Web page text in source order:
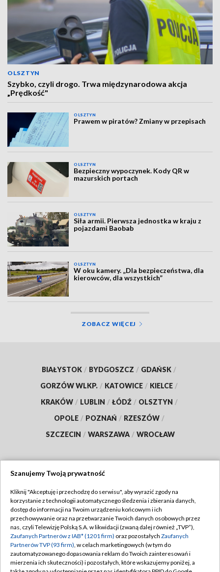
OLSZTYN
Szybko, czyli drogo. Trwa międzynarodowa akcja
„Prędkość"
OLSZTYN
Prawem w piratów? Zmiany w przepisach
OLSZTYN
Bezpieczny wypoczynek. Kody QR w
mazurskich portach
OLSZTYN
Siła armii. Pierwsza jednostka w kraju z
pojazdami Baobab
OLSZTYN
W oku kamery. „Dla bezpieczeństwa, dla
kierowców, dla wszystkich”
ZOBACZ WIĘCEJ
BIAŁYSTOK / BYDGOSZCZ / GDAŃSK /
GORZÓW WLKP. / KATOWICE / KIELCE /
KRAKÓW / LUBLIN / ŁÓDŹ / OLSZTYN /
OPOLE / POZNAŃ / RZESZÓW /
SZCZECIN / WARSZAWA / WROCŁAW
TVP
Abonament TVP
Emisja w TVP
Centrum informacji TVP
Naziemna Telewizja Cyfrowa
Regulamin TVP
Polityka prywatności
Moje zgody
Pomoc
Szanujemy Twoją prywatność
Kliknij "Akceptuję i przechodzę do serwisu", aby wyrazić zgody na
korzystanie z technologii automatycznego śledzenia i zbierania danych,
dostęp do informacji na Twoim urządzeniu końcowym i ich
przechowywanie oraz na przetwarzanie Twoich danych osobowych przez
nas, czyli Telewizję Polską S.A. w likwidacji (zwaną dalej również „TVP”),
Zaufanych Partnerów z IAB* (1201 firm) oraz pozostałych Zaufanych
Partnerów TVP (93 firm), w celach marketingowych (w tym do
zautomatyzowanego dopasowania reklam do Twoich zainteresowań i
mierzenia ich skuteczności) i pozostałych, które wskazujemy poniżej, a